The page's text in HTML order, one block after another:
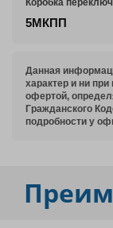
5МКПП
Данная
характер и ни
офертой,
Гражданского
подробности у